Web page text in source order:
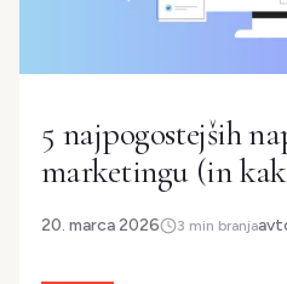
5 najpogostejših
marketingu (in
20. marca 2026 3 min branja